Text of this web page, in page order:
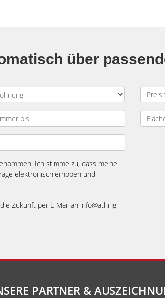
über
Ich stimme zu, dass meine
elektronisch erhoben und
Zukunft per E-Mail an info@athing-
PARTNER &